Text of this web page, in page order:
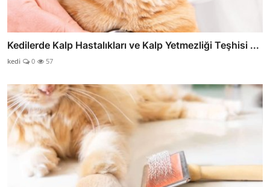
Kedilerde Kalp Hastalıkları ve Kalp Yetmezliği Teşhisi ...
kedi 0 57